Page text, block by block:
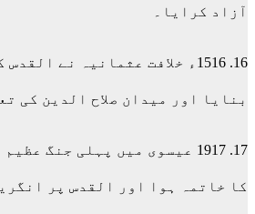
آزاد کرایا۔
16. 1516ء خلافت عثمانیہ نے
بنایا اور میدان صلاح الدین کی
17. 1917 عیسوی میں پہلی جنگ
کا خاتمہ ہوا اور القدس پر